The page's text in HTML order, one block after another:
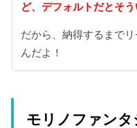
ど、デフォルトだとそ
だから、納得するまで
んだよ！
モリノファンタ